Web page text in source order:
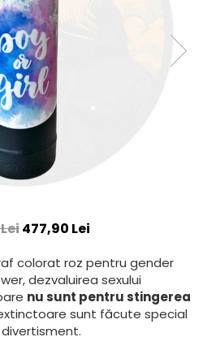
477,90 Lei
colorat roz pentru gender
dezvaluirea sexului
nu sunt pentru stingerea
sunt făcute special